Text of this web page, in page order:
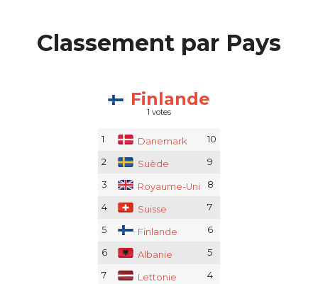
Classement par Pays
Finlande
1 votes
1 Danemark 10
2 Suède 9
3 Royaume-Uni 8
4 Suisse 7
5 Finlande 6
6 Albanie 5
7 Lettonie 4